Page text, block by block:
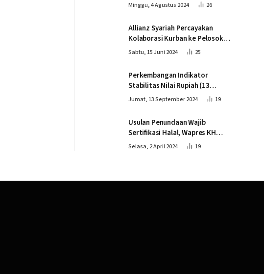
Minggu, 4 Agustus 2024 26
Allianz Syariah Percayakan
Kolaborasi Kurban ke Pelosok
Negeri bersama Dompet Dhuafa
Sabtu, 15 Juni 2024 25
Perkembangan Indikator
Stabilitas Nilai Rupiah (13
September 2024)
Jumat, 13 September 2024 19
Usulan Penundaan Wajib
Sertifikasi Halal, Wapres KH
Ma’ruf Amin: Proses Tetap
Selasa, 2 April 2024 19